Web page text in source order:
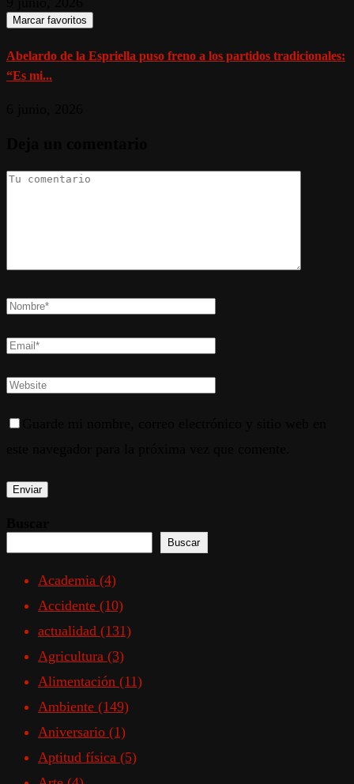
Marcar favoritos
Abelardo de la Espriella puso freno a los partidos tradicionales:
“Es mi...
Buscar
Academia (4)
Accidente (10)
actualidad (131)
Agricultura (3)
Alimentación (11)
Ambiente (149)
Aniversario (1)
Aptitud física (5)